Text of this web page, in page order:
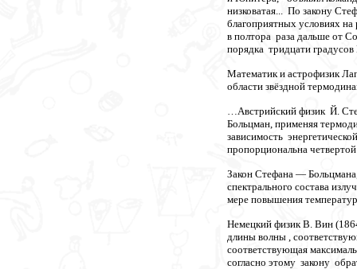
низковатая... По закону
благоприятных условиях
в полтора раза дальше от
порядка тридцати градусов
Математик и астрофизик
области звёздной
…Австрийский физик Й.
Больцман, применяя
зависимость
пропорциональна
Закон Стефана —
спектрального состава
мере повышения
Немецкий физик В. Вин
длины волны ,
соответствующая
согласно этому закону